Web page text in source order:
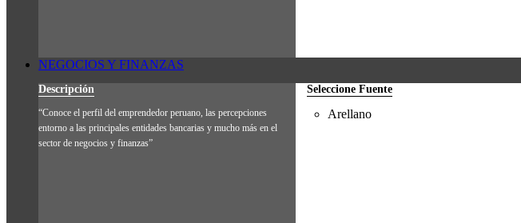
NEGOCIOS Y FINANZAS
Descripción
“Conoce el perfil del emprendedor peruano, las percepciones
entorno a las principales entidades bancarias y mucho más en el
sector de negocios y finanzas”
Seleccione Fuente
Arellano